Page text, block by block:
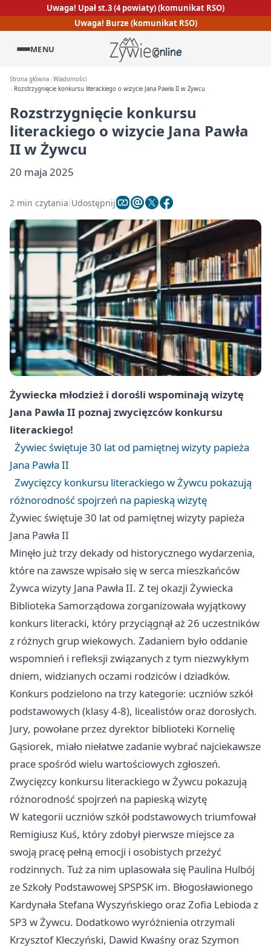
Uwaga! Upał st.3 (4 powiaty) (komunikat RSO)
Uwaga! Burze (komunikat RSO)
MENU
Strona główna Wiadomości
Rozstrzygnięcie konkursu literackiego o wizycie Jana Pawła II w Żywcu
Rozstrzygnięcie konkursu
literackiego o wizycie Jana Pawła
II w Żywcu
20 maja 2025
2 min czytania Udostępnij
Żywiecka młodzież i dorośli wspominają wizytę
Jana Pawła II poznaj zwycięzców konkursu
literackiego!
Żywiec świętuje 30 lat od pamiętnej wizyty papieża
Jana Pawła II
Zwycięzcy konkursu literackiego w Żywcu pokazują
różnorodność spojrzeń na papieską wizytę
Żywiec świętuje 30 lat od pamiętnej wizyty papieża
Jana Pawła II
Minęło już trzy dekady od historycznego wydarzenia,
które na zawsze wpisało się w serca mieszkańców
Żywca wizyty Jana Pawła II. Z tej okazji Żywiecka
Biblioteka Samorządowa zorganizowała wyjątkowy
konkurs literacki, który przyciągnął aż 26 uczestników
z różnych grup wiekowych. Zadaniem było oddanie
wspomnień i refleksji związanych z tym niezwykłym
dniem, widzianych oczami rodziców i dziadków.
Konkurs podzielono na trzy kategorie: uczniów szkół
podstawowych (klasy 4-8), licealistów oraz dorosłych.
Jury, powołane przez dyrektor biblioteki Kornelię
Gąsiorek, miało niełatwe zadanie wybrać najciekawsze
prace spośród wielu wartościowych zgłoszeń.
Zwycięzcy konkursu literackiego w Żywcu pokazują
różnorodność spojrzeń na papieską wizytę
W kategorii uczniów szkół podstawowych triumfował
Remigiusz Kuś, który zdobył pierwsze miejsce za
swoją pracę pełną emocji i osobistych przeżyć
rodzinnych. Tuż za nim uplasowała się Paulina Hulbój
ze Szkoły Podstawowej SPSPSK im. Błogosławionego
Kardynała Stefana Wyszyńskiego oraz Zofia Lebioda z
SP3 w Żywcu. Dodatkowo wyróżnienia otrzymali
Krzysztof Kleczyński, Dawid Kwaśny oraz Szymon